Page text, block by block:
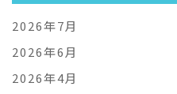
2026年7月
2026年6月
2026年4月